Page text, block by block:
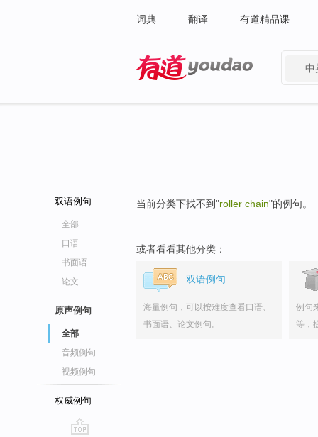
词典 翻译 有道精品课
中
双语例句
全部
口语
书面语
论文
原声例句
全部
音频例句
视频例句
权威例句
当前分类下找不到"roller chain"的例句。
或者看看其他分类：
双语例句
海量例句，可以按难度查看口语、
书面语、论文例句。
例句
等，